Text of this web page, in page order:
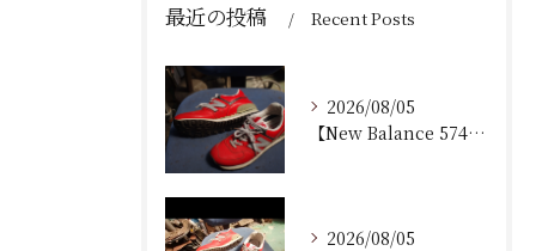
最近の投稿 Recent Posts
2026/08/05
【New Balance 574 修理｜加水分解したウェッジ...
2026/08/05